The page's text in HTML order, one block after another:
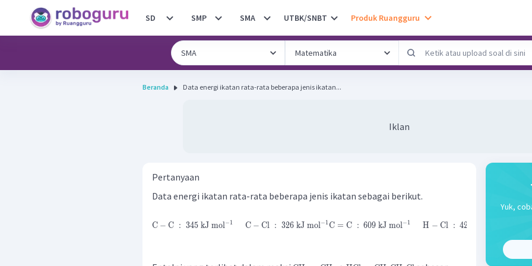
SD SMP SMA UTBK/SNBT Produk Ruangguru
Beranda Data energi ikatan rata-rata beberapa jenis ikatan...
Iklan
Pertanyaan
Data energi ikatan rata-rata beberapa jenis ikatan sebagai berikut.
C − C : 345 kJ mol−1 C − Cl : 326 kJ mol−1C = C : 609 kJ mol−1 H − Cl : 426
Yuk,